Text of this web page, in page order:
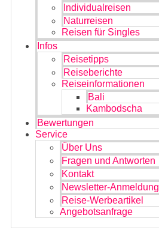
Individualreisen
Naturreisen
Reisen für Singles
Infos
Reisetipps
Reiseberichte
Reiseinformationen
Bali
Kambodscha
Bewertungen
Service
Über Uns
Fragen und Antworten
Kontakt
Newsletter-Anmeldung
Reise-Werbeartikel
Angebotsanfrage